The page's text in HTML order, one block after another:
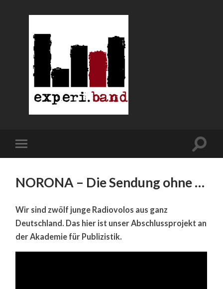
NORONA – Die Sendung ohne …
Wir sind zwölf junge Radiovolos aus ganz
Deutschland. Das hier ist unser Abschlussprojekt an
der Akademie für Publizistik.